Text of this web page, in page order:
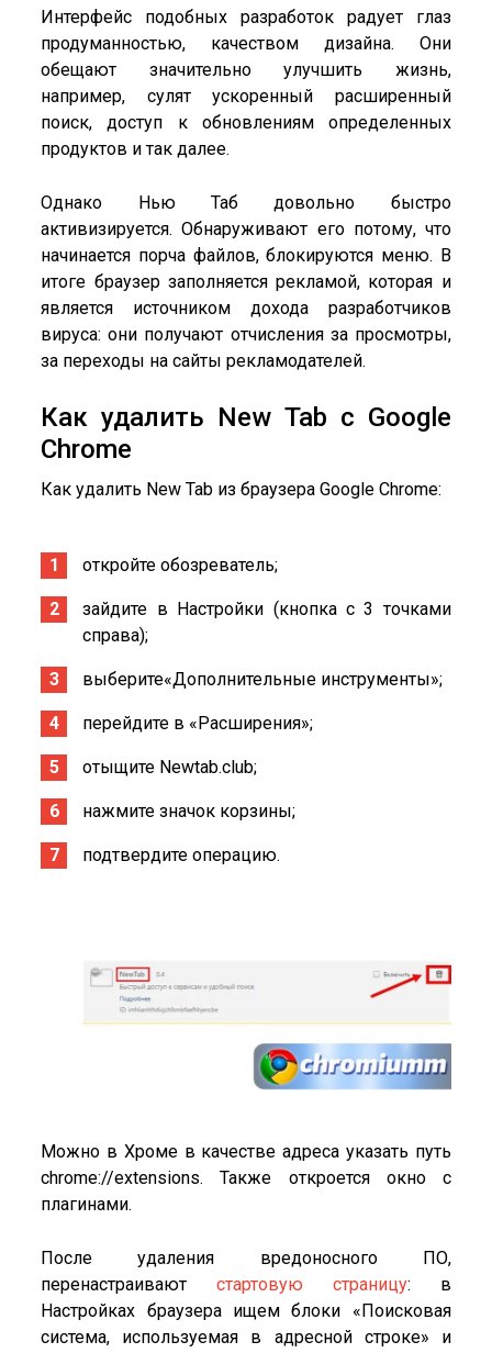
Интерфейс подобных разработок радует глаз
продуманностью, качеством дизайна. Они
обещают значительно улучшить жизнь,
например, сулят ускоренный расширенный
поиск, доступ к обновлениям определенных
продуктов и так далее.
Однако Нью Таб довольно быстро
активизируется. Обнаруживают его потому, что
начинается порча файлов, блокируются меню. В
итоге браузер заполняется рекламой, которая и
является источником дохода разработчиков
вируса: они получают отчисления за просмотры,
за переходы на сайты рекламодателей.
Как удалить New Tab с Google
Chrome
Как удалить New Tab из браузера Google Chrome:
откройте обозреватель;
зайдите в Настройки (кнопка с 3 точками
справа);
выберите«Дополнительные инструменты»;
перейдите в «Расширения»;
отыщите Newtab.club;
нажмите значок корзины;
подтвердите операцию.
Можно в Хроме в качестве адреса указать путь
chrome://extensions. Также откроется окно с
плагинами.
После удаления вредоносного ПО,
перенастраиваютстартовую страницу: в
Настройках браузера ищем блоки «Поисковая
система, используемая в адресной строке» и